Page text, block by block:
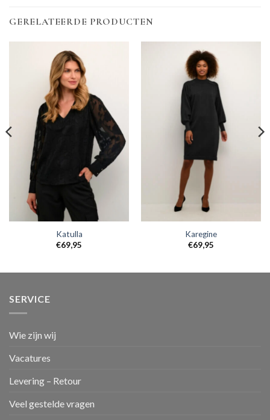
GERELATEERDE PRODUCTEN
Katulla
€69,95
Karegine
€69,95
SERVICE
Wie zijn wij
Vacatures
Levering – Retour
Veel gestelde vragen